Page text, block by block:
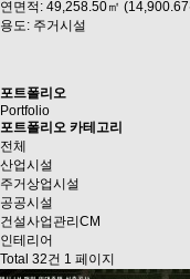
연면적: 49,258.50㎡
용도: 주거시설
포트폴리오
Portfolio
포트폴리오 카테고리
전체
산업시설
주거상업시설
공공시설
건설사업관리CM
인테리어
Total 32건 1 페이지